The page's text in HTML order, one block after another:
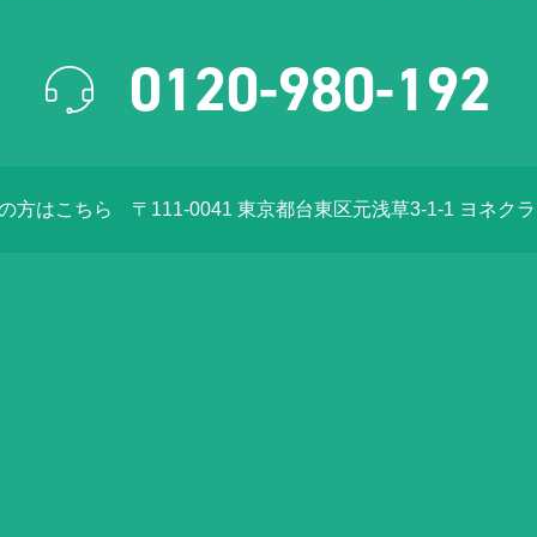
0120-980-192
方はこちら 〒111-0041 東京都台東区元浅草3-1-1 ヨネク